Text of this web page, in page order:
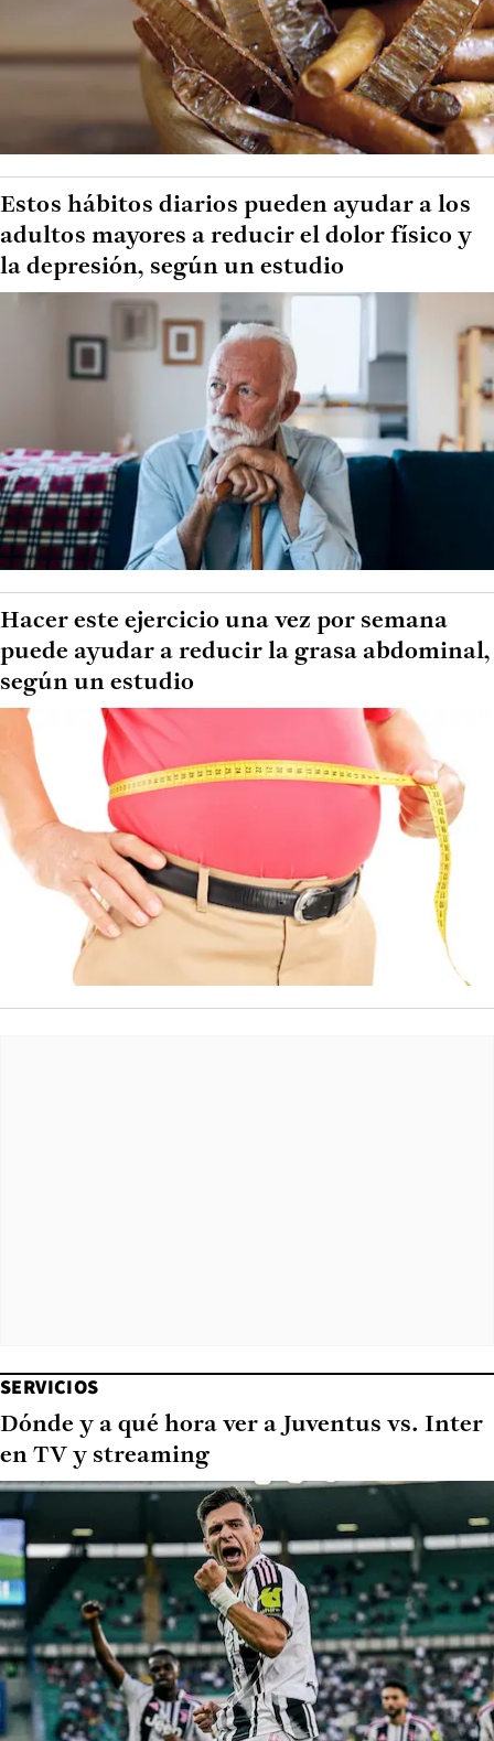
Estos hábitos diarios pueden ayudar a los
adultos mayores a reducir el dolor físico y
la depresión, según un estudio
Hacer este ejercicio una vez por semana
puede ayudar a reducir la grasa abdominal,
según un estudio
SERVICIOS
Dónde y a qué hora ver a Juventus vs. Inter
en TV y streaming